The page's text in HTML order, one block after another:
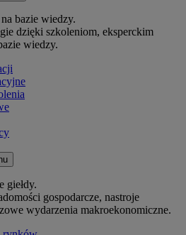
bazie wiedzy.
dzięki szkoleniom, eksperckim
wiedzy.
giełdy.
gospodarcze, nastroje
wydarzenia makroekonomiczne.